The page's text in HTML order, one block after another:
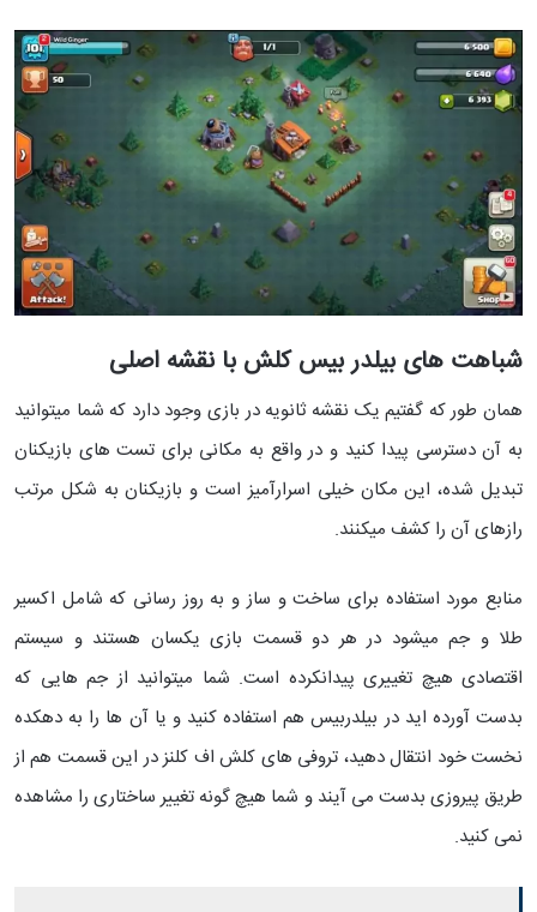
شباهت های بیلدر بیس کلش با نقشه اصلی
همان طور که گفتیم یک نقشه ثانویه در بازی وجود دارد که شما میتوانید
به آن دسترسی پیدا کنید و در واقع به مکانی برای تست های بازیکنان
تبدیل شده، این مکان خیلی اسرارآمیز است و بازیکنان به شکل مرتب
رازهای آن را کشف میکنند.
منابع مورد استفاده برای ساخت و ساز و به روز رسانی که شامل اکسیر
طلا و جم میشود در هر دو قسمت بازی یکسان هستند و سیستم
اقتصادی هیچ تغییری پیدانکرده است. شما میتوانید از جم هایی که
بدست آورده اید در بیلدربیس هم استفاده کنید و یا آن ها را به دهکده
نخست خود انتقال دهید، تروفی های کلش اف کلنز در این قسمت هم از
طریق پیروزی بدست می آیند و شما هیچ گونه تغییر ساختاری را مشاهده
نمی کنید.